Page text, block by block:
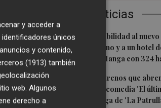
Últimas Noticias
1 San Javier da viabilidad al
transporte urbano y a un hotel
estrellas en La Manga con 324
2
Estos son los estrenos que
en agosto: de la comedia 'El
una nueva entrega de 'La
y acceder a
únicos
y contenido,
(1913) también
web. Algunos
derecho a